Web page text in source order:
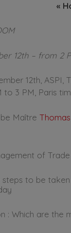
«
12th – from 2
12th,
3 PM, Paris
Maître
of
steps to be
: Which are the